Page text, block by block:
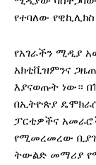
የተባለው
የአገራችን ሚዲያ
አክቲቪዝምንና
እያናወጡት ነው።
በኢትዮጵያ
ፓርቲዎችና
የሚመረመረው
ትውልድ መማሪያ